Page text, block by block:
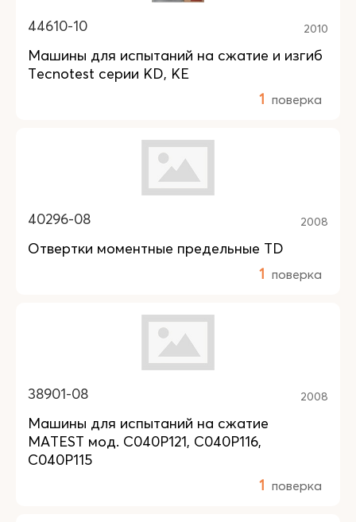
44610-10 2010
Машины для испытаний на сжатие и изгиб
Tecnotest серии KD, KE
1 поверка
40296-08 2008
Отвертки моментные предельные TD
1 поверка
38901-08 2008
Машины для испытаний на сжатие
MATEST мод. C040P121, C040P116,
C040P115
1 поверка